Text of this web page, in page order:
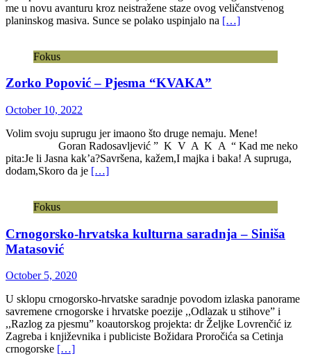
me u novu avanturu kroz neistražene staze ovog veličanstvenog
planinskog masiva. Sunce se polako uspinjalo na […]
Fokus
Zorko Popović – Pjesma “KVAKA”
October 10, 2022
Volim svoju suprugu jer imaono što druge nemaju. Mene!
Goran Radosavljević ” K V A K A “ Kad me neko
pita:Je li Jasna kak’a?Savršena, kažem,I majka i baka! A supruga,
dodam,Skoro da je […]
Fokus
Crnogorsko-hrvatska kulturna saradnja – Siniša
Matasović
October 5, 2020
U sklopu crnogorsko-hrvatske saradnje povodom izlaska panorame
savremene crnogorske i hrvatske poezije ,,Odlazak u stihove” i
,,Razlog za pjesmu” koautorskog projekta: dr Željke Lovrenčić iz
Zagreba i književnika i publiciste Božidara Proročića sa Cetinja
crnogorske […]